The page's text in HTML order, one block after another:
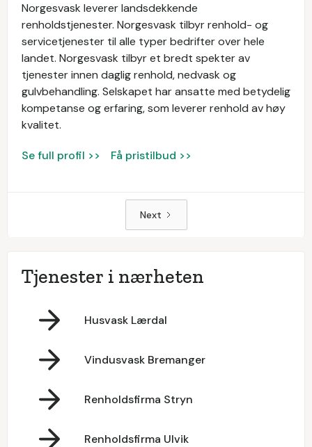
Norgesvask leverer landsdekkende
renholdstjenester. Norgesvask tilbyr renhold- og
servicetjenester til alle typer bedrifter over hele
landet. Norgesvask tilbyr et bredt spekter av
tjenester innen daglig renhold, nedvask og
gulvbehandling. Selskapet har ansatte med betydelig
kompetanse og erfaring, som leverer renhold av høy
kvalitet.
Se full profil >> Få pristilbud >>
Next
Tjenester i nærheten
Husvask Lærdal
Vindusvask Bremanger
Renholdsfirma Stryn
Renholdsfirma Ulvik